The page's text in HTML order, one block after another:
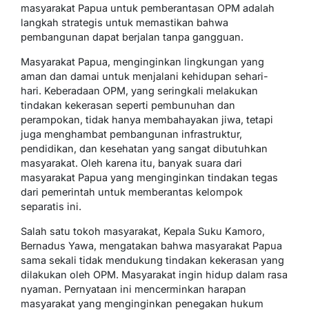
masyarakat Papua untuk pemberantasan OPM adalah
langkah strategis untuk memastikan bahwa
pembangunan dapat berjalan tanpa gangguan.
Masyarakat Papua, menginginkan lingkungan yang
aman dan damai untuk menjalani kehidupan sehari-
hari. Keberadaan OPM, yang seringkali melakukan
tindakan kekerasan seperti pembunuhan dan
perampokan, tidak hanya membahayakan jiwa, tetapi
juga menghambat pembangunan infrastruktur,
pendidikan, dan kesehatan yang sangat dibutuhkan
masyarakat. Oleh karena itu, banyak suara dari
masyarakat Papua yang menginginkan tindakan tegas
dari pemerintah untuk memberantas kelompok
separatis ini.
Salah satu tokoh masyarakat, Kepala Suku Kamoro,
Bernadus Yawa, mengatakan bahwa masyarakat Papua
sama sekali tidak mendukung tindakan kekerasan yang
dilakukan oleh OPM. Masyarakat ingin hidup dalam rasa
nyaman. Pernyataan ini mencerminkan harapan
masyarakat yang menginginkan penegakan hukum